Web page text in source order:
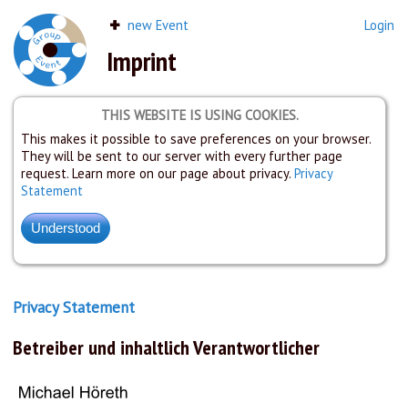
new Event Login
Imprint
THIS WEBSITE IS USING COOKIES.
This makes it possible to save preferences on your browser.
They will be sent to our server with every further page
request. Learn more on our page about privacy. Privacy
Statement
Privacy Statement
Betreiber und inhaltlich Verantwortlicher